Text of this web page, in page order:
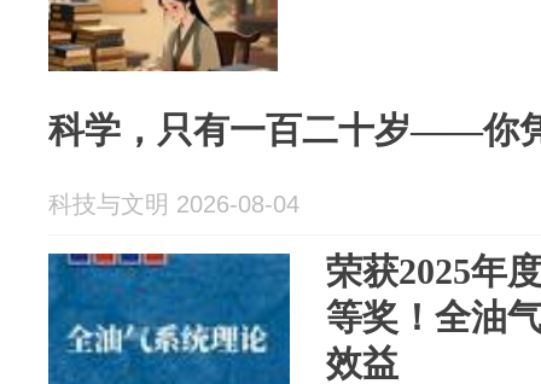
科学，只有一百二十岁——你
科技与文明 2026-08-04
荣获2025年
等奖！全油
效益